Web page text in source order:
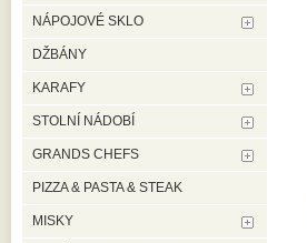
NÁPOJOVÉ SKLO
DŽBÁNY
KARAFY
STOLNÍ NÁDOBÍ
GRANDS CHEFS
PIZZA & PASTA & STEAK
MISKY